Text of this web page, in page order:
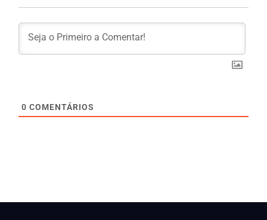
0 COMENTÁRIOS